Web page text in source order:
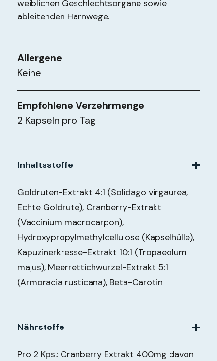
weiblichen Geschlechtsorgane sowie
ableitenden Harnwege.
Allergene
Keine
Empfohlene Verzehrmenge
2 Kapseln pro Tag
Inhaltsstoffe
Goldruten-Extrakt 4:1 (Solidago virgaurea,
Echte Goldrute), Cranberry-Extrakt
(Vaccinium macrocarpon),
Hydroxypropylmethylcellulose (Kapselhülle),
Kapuzinerkresse-Extrakt 10:1 (Tropaeolum
majus), Meerrettichwurzel-Extrakt 5:1
(Armoracia rusticana), Beta-Carotin
Nährstoffe
Pro 2 Kps.: Cranberry Extrakt 400mg davon